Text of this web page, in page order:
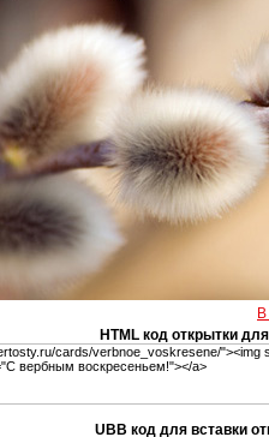
HTML код открытки
UBB код для вставки